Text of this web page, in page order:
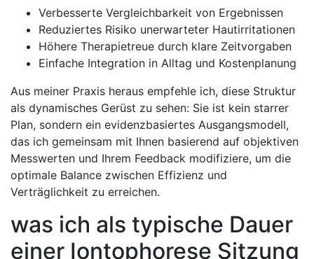
Verbesserte Vergleichbarkeit von Ergebnissen
Reduziertes Risiko unerwarteter Hautirritationen
Höhere Therapietreue durch klare Zeitvorgaben
Einfache⁤ Integration in Alltag​ und ‍Kostenplanung
Aus ‍meiner Praxis⁢ heraus empfehle ich,‌ diese Struktur
als dynamisches‌ Gerüst zu sehen: Sie ist kein starrer
Plan, sondern ein evidenzbasiertes Ausgangsmodell,
das ich gemeinsam mit Ihnen⁢ basierend ⁣auf objektiven
Messwerten und Ihrem Feedback‍ modifiziere, ​um die
optimale Balance ⁢zwischen Effizienz und
Verträglichkeit‍ zu erreichen.
was ich‌ als typische Dauer
einer Iontophorese Sitzung